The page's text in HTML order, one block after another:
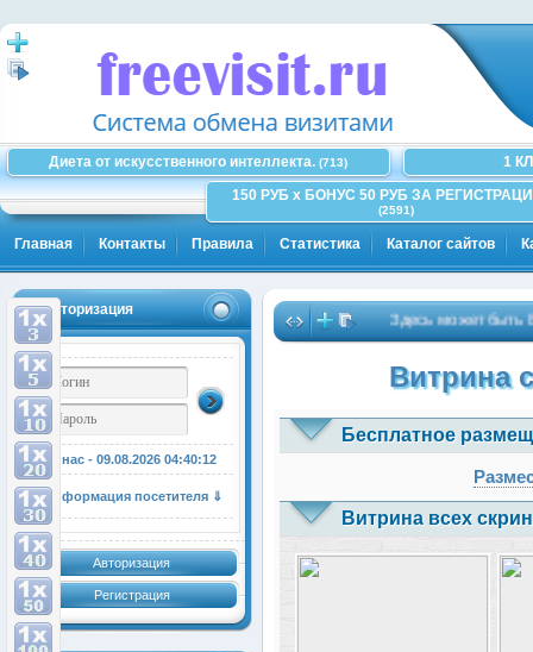
Диета от искусственного интеллекта. (713)
1
150 РУБ x БОНУС 50 РУБ ЗА
(2591)
Главная Контакты Правила Статистика Каталог сайтов
Авторизация
У нас - 09.08.2026 04:40:13
Информация посетителя ⇓
Авторизация
Регистрация
Здесь может быть Ваша
Витрина
Бесплатное
Витрина всех